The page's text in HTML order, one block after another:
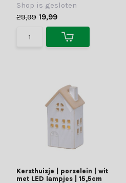
Shop is gesloten
29,99 19,99
Kersthuisje | porselein | wit
met LED lampjes | 15,5cm